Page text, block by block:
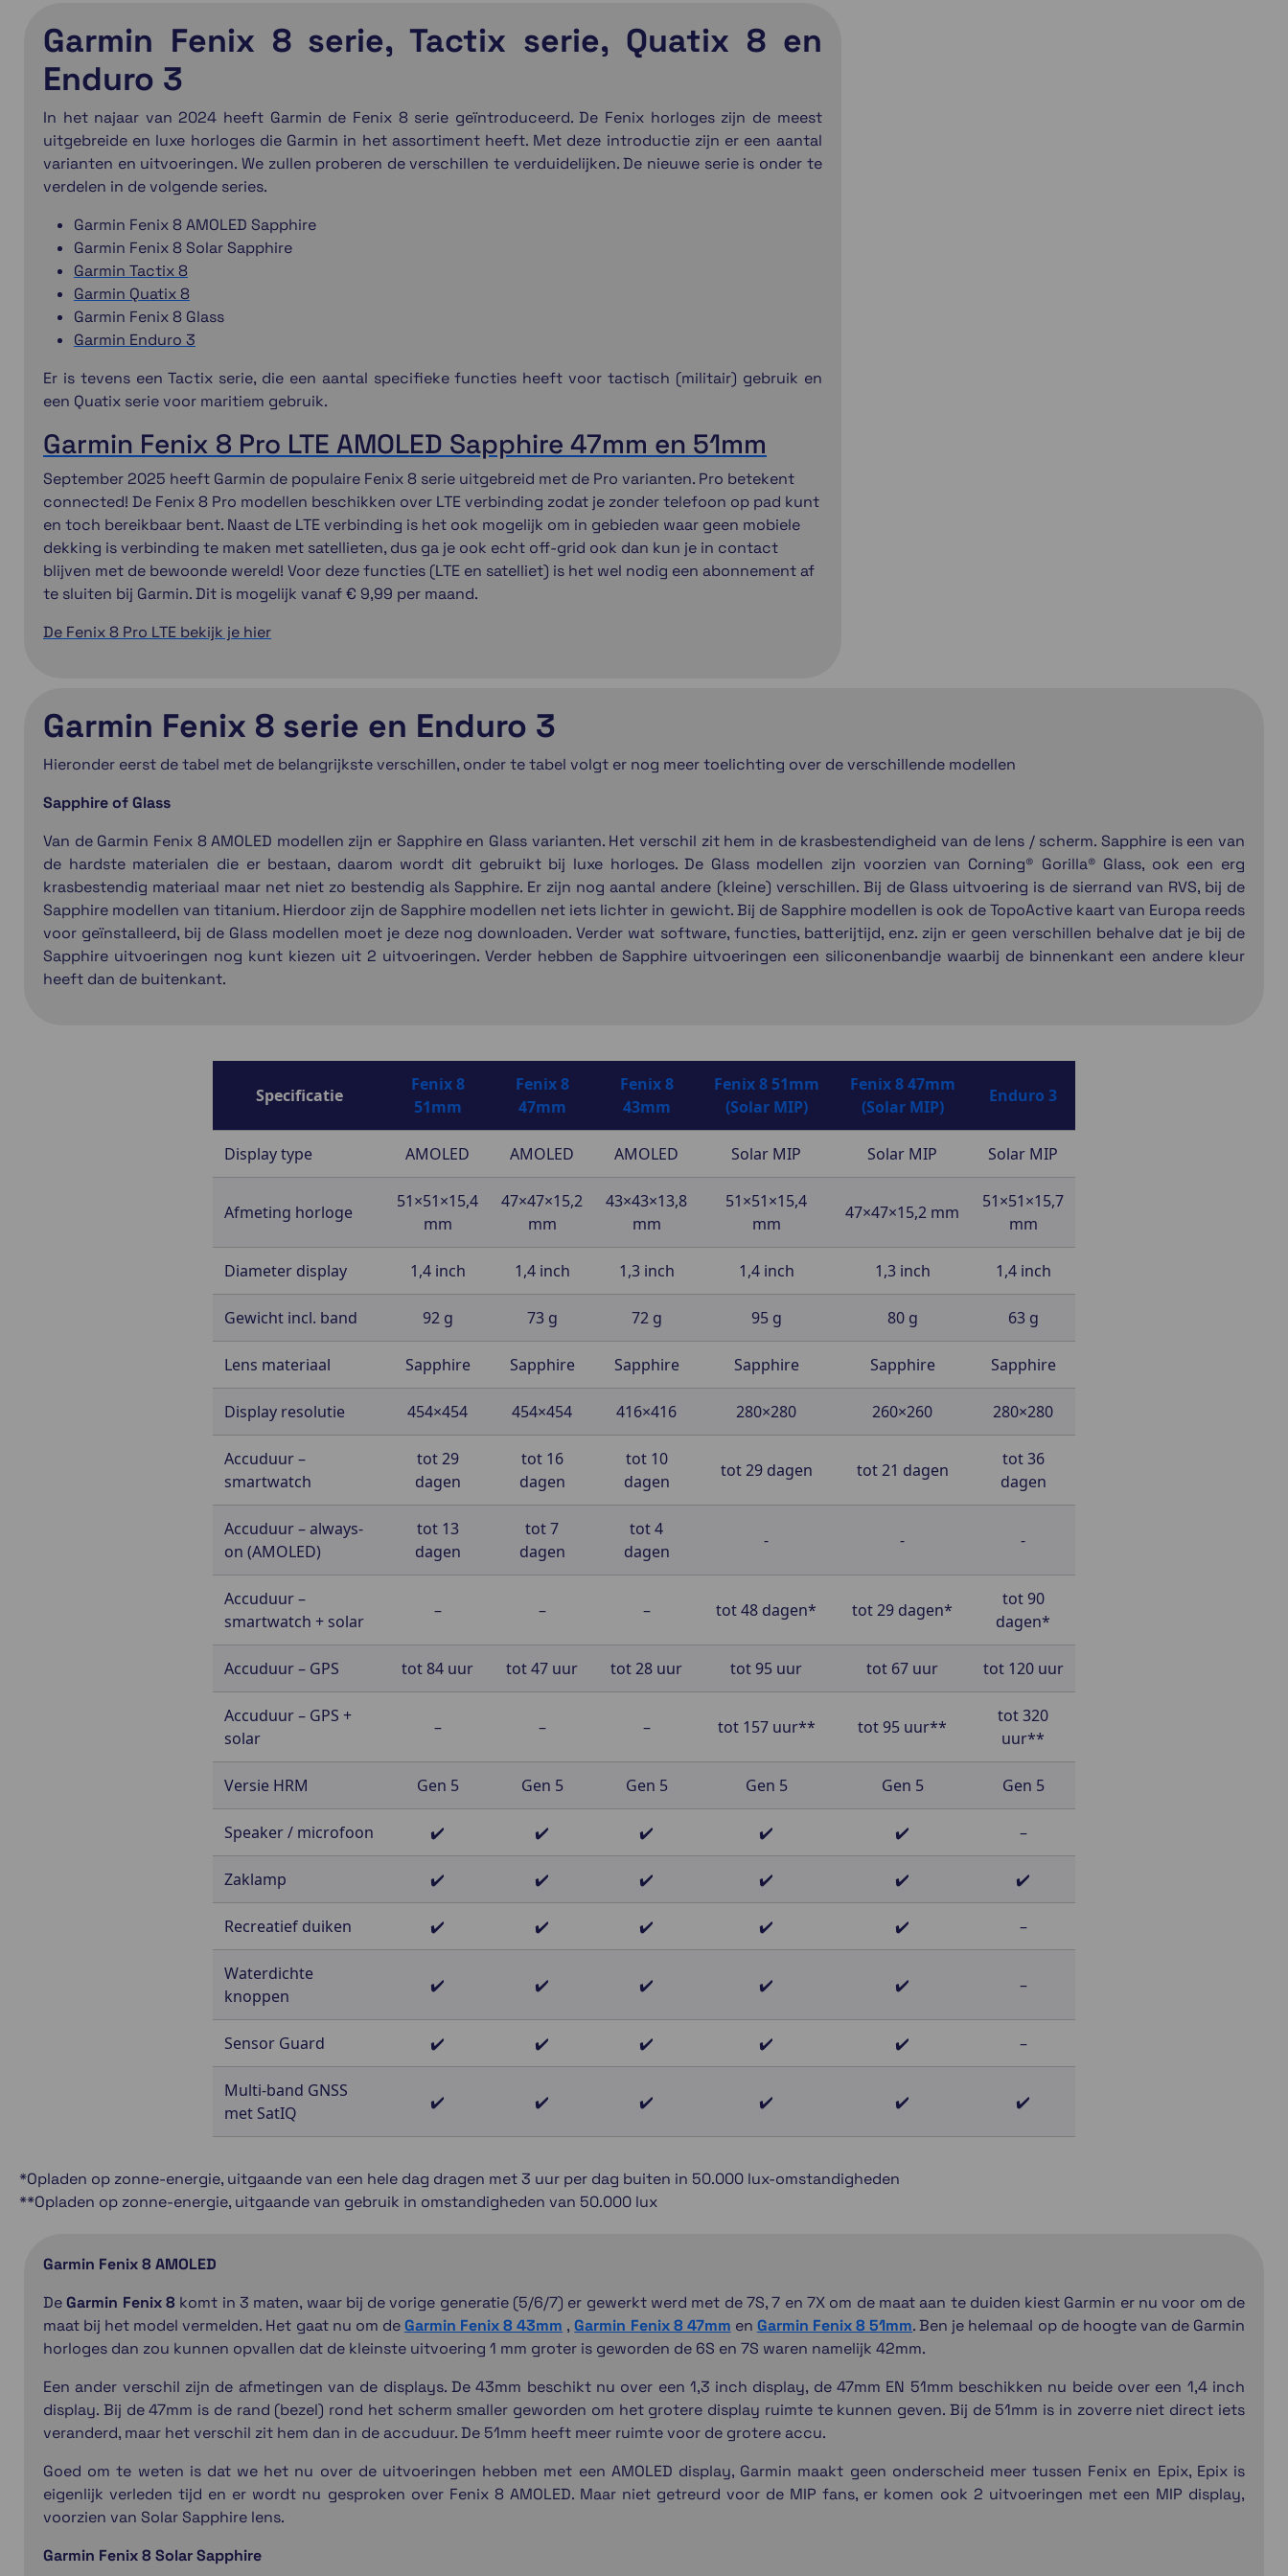
Garmin Fenix 8 serie, Tactix serie, Quatix 8 en
Enduro 3
In het najaar van 2024 heeft Garmin de Fenix 8 serie geïntroduceerd. De Fenix horloges zijn de meest
uitgebreide en luxe horloges die Garmin in het assortiment heeft. Met deze introductie zijn er een aantal
varianten en uitvoeringen. We zullen proberen de verschillen te verduidelijken. De nieuwe serie is onder te
verdelen in de volgende series.
Garmin Fenix 8 AMOLED Sapphire
Garmin Fenix 8 Solar Sapphire
Garmin Tactix 8
Garmin Quatix 8
Garmin Fenix 8 Glass
Garmin Enduro 3
Er is tevens een Tactix serie, die een aantal specifieke functies heeft voor tactisch (militair) gebruik en
een Quatix serie voor maritiem gebruik.
Garmin Fenix 8 Pro LTE AMOLED Sapphire 47mm en 51mm
September 2025 heeft Garmin de populaire Fenix 8 serie uitgebreid met de Pro varianten. Pro betekent
connected! De Fenix 8 Pro modellen beschikken over LTE verbinding zodat je zonder telefoon op pad kunt
en toch bereikbaar bent. Naast de LTE verbinding is het ook mogelijk om in gebieden waar geen mobiele
dekking is verbinding te maken met satellieten, dus ga je ook echt off-grid ook dan kun je in contact
blijven met de bewoonde wereld! Voor deze functies (LTE en satelliet) is het wel nodig een abonnement af
te sluiten bij Garmin. Dit is mogelijk vanaf € 9,99 per maand.
De Fenix 8 Pro LTE bekijk je hier
Garmin Fenix 8 serie en Enduro 3
Hieronder eerst de tabel met de belangrijkste verschillen, onder te tabel volgt er nog meer toelichting over de verschillende modellen
Sapphire of Glass
Van de Garmin Fenix 8 AMOLED modellen zijn er Sapphire en Glass varianten. Het verschil zit hem in de krasbestendigheid van de lens / scherm. Sapphire is een van
de hardste materialen die er bestaan, daarom wordt dit gebruikt bij luxe horloges. De Glass modellen zijn voorzien van Corning® Gorilla® Glass, ook een erg
krasbestendig materiaal maar net niet zo bestendig als Sapphire. Er zijn nog aantal andere (kleine) verschillen. Bij de Glass uitvoering is de sierrand van RVS, bij de
Sapphire modellen van titanium. Hierdoor zijn de Sapphire modellen net iets lichter in gewicht. Bij de Sapphire modellen is ook de TopoActive kaart van Europa reeds
voor geïnstalleerd, bij de Glass modellen moet je deze nog downloaden. Verder wat software, functies, batterijtijd, enz. zijn er geen verschillen behalve dat je bij de
Sapphire uitvoeringen nog kunt kiezen uit 2 uitvoeringen. Verder hebben de Sapphire uitvoeringen een siliconenbandje waarbij de binnenkant een andere kleur
heeft dan de buitenkant.
Specificatie
Fenix 8
51mm
Fenix 8
47mm
Fenix 8
43mm
Fenix 8 51mm
(Solar MIP)
Fenix 8 47mm
(Solar MIP)
Enduro 3
Display type AMOLED AMOLED AMOLED Solar MIP Solar MIP Solar MIP
Afmeting horloge
51×51×15,4
mm
47×47×15,2
mm
43×43×13,8
mm
51×51×15,4
mm
47×47×15,2 mm
51×51×15,7
mm
Diameter display 1,4 inch 1,4 inch 1,3 inch 1,4 inch 1,3 inch 1,4 inch
Gewicht incl. band 92 g 73 g 72 g 95 g 80 g 63 g
Lens materiaal Sapphire Sapphire Sapphire Sapphire Sapphire Sapphire
Display resolutie 454×454 454×454 416×416 280×280 260×260 280×280
Accuduur –
smartwatch
tot 29
dagen
tot 16
dagen
tot 10
dagen
tot 29 dagen tot 21 dagen
tot 36
dagen
Accuduur – always-
on (AMOLED)
tot 13
dagen
tot 7
dagen
tot 4
dagen
- - -
Accuduur –
smartwatch + solar
– – – tot 48 dagen* tot 29 dagen*
tot 90
dagen*
Accuduur – GPS tot 84 uur tot 47 uur tot 28 uur tot 95 uur tot 67 uur tot 120 uur
Accuduur – GPS +
solar
– – – tot 157 uur** tot 95 uur**
tot 320
uur**
Versie HRM Gen 5 Gen 5 Gen 5 Gen 5 Gen 5 Gen 5
Speaker / microfoon ✔️ ✔️ ✔️ ✔️ ✔️ –
Zaklamp ✔️ ✔️ ✔️ ✔️ ✔️ ✔️
Recreatief duiken ✔️ ✔️ ✔️ ✔️ ✔️ –
Waterdichte
knoppen
✔️ ✔️ ✔️ ✔️ ✔️ –
Sensor Guard ✔️ ✔️ ✔️ ✔️ ✔️ –
Multi-band GNSS
met SatIQ
✔️ ✔️ ✔️ ✔️ ✔️ ✔️
*Opladen op zonne-energie, uitgaande van een hele dag dragen met 3 uur per dag buiten in 50.000 lux-omstandigheden
**Opladen op zonne-energie, uitgaande van gebruik in omstandigheden van 50.000 lux
Garmin Fenix 8 AMOLED
DeGarmin Fenix 8 komt in 3 maten, waar bij de vorige generatie (5/6/7) er gewerkt werd met de 7S, 7 en 7X om de maat aan te duiden kiest Garmin er nu voor om de
maat bij het model vermelden. Het gaat nu om deGarmin Fenix 8 43mm ,Garmin Fenix 8 47mm en Garmin Fenix 8 51mm. Ben je helemaal op de hoogte van de Garmin
horloges dan zou kunnen opvallen dat de kleinste uitvoering 1 mm groter is geworden de 6S en 7S waren namelijk 42mm.
Een ander verschil zijn de afmetingen van de displays. De 43mm beschikt nu over een 1,3 inch display, de 47mm EN 51mm beschikken nu beide over een 1,4 inch
display. Bij de 47mm is de rand (bezel) rond het scherm smaller geworden om het grotere display ruimte te kunnen geven. Bij de 51mm is in zoverre niet direct iets
veranderd, maar het verschil zit hem dan in de accuduur. De 51mm heeft meer ruimte voor de grotere accu.
Goed om te weten is dat we het nu over de uitvoeringen hebben met een AMOLED display, Garmin maakt geen onderscheid meer tussen Fenix en Epix, Epix is
eigenlijk verleden tijd en er wordt nu gesproken over Fenix 8 AMOLED. Maar niet getreurd voor de MIP fans, er komen ook 2 uitvoeringen met een MIP display,
voorzien van Solar Sapphire lens.
Garmin Fenix 8 Solar Sapphire